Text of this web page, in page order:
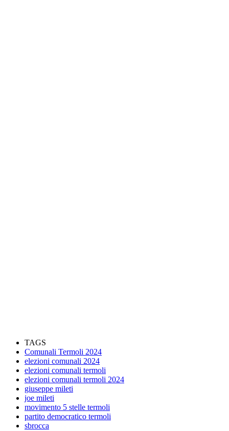
TAGS
Comunali Termoli 2024
elezioni comunali 2024
elezioni comunali termoli
elezioni comunali termoli 2024
giuseppe mileti
joe mileti
movimento 5 stelle termoli
partito democratico termoli
sbrocca